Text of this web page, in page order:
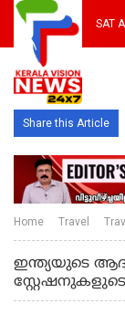
SAT
Share this Article
Home Travel
ഇന്ത്യയുടെ